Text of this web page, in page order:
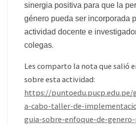
sinergia positiva para que la
género pueda ser incorporada
actividad docente e
colegas.
Les comparto la nota que salió
sobre esta actividad:
https://puntoedu.pucp.edu.pe/
a-cabo-taller-de-
guia-sobre-enfoque-de-